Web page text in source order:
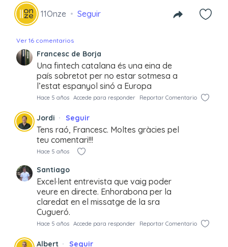
11Onze Seguir
Ver 16 comentarios
Francesc de Borja
Una fintech catalana és una eina de
país sobretot per no estar sotmesa a
l’estat espanyol sinó a Europa
Hace 5 años Accede para responder Reportar Comentario
Jordi Seguir
Tens raó, Francesc. Moltes gràcies pel
teu comentari!!!
Hace 5 años
Santiago
Excel·lent entrevista que vaig poder
veure en directe. Enhorabona per la
claredat en el missatge de la sra
Cugueró.
Hace 5 años Accede para responder Reportar Comentario
Albert Seguir